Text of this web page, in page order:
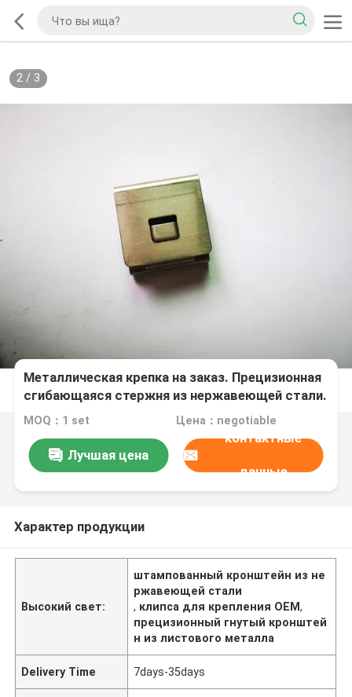
2/ 3
Металлическая крепка на заказ. Прецизионная
сгибающаяся стержня из нержавеющей стали.
ОЭМ для монтажа оборудования для
электрических, автомобильных и бытовых
устройств.
MOQ：1 set Цена：negotiable
Лучшая цена
контактные
данные
Характер продукции
Высокий свет:
штампованный кронштейн из не
ржавеющей стали
, клипса для крепления OEM,
прецизионный гнутый кронштей
н из листового металла
Delivery Time 7days-35days